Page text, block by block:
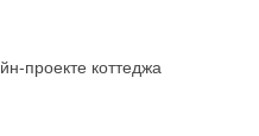
проекте коттеджа